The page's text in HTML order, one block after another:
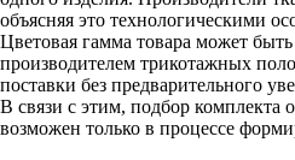
объясняя это технологическими
Цветовая гамма товара может
производителем трикотажных
поставки без предварительного
В связи с этим, подбор комплекта
возможен только в процессе